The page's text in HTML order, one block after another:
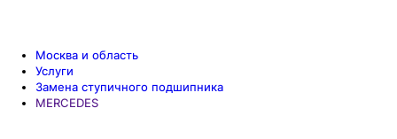
Москва и область
Услуги
Замена ступичного подшипника
MERCEDES